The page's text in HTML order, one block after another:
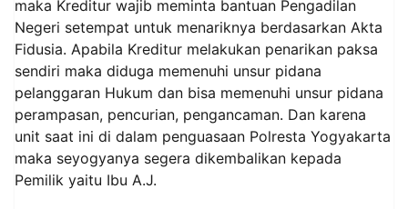
maka Kreditur wajib meminta bantuan Pengadilan
Negeri setempat untuk menariknya berdasarkan Akta
Fidusia. Apabila Kreditur melakukan penarikan paksa
sendiri maka diduga memenuhi unsur pidana
pelanggaran Hukum dan bisa memenuhi unsur pidana
perampasan, pencurian, pengancaman. Dan karena
unit saat ini di dalam penguasaan Polresta Yogyakarta
maka seyogyanya segera dikembalikan kepada
Pemilik yaitu Ibu A.J.